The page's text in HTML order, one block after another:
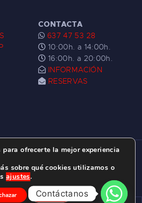
CONTACTA
637 47 53 28
10:00h. a 14:00h.
16:00h. a 20:00h.
INFORMACIÓN
RESERVAS
SURF LAS DUNAS ©
2026.
ÁLVAREZ GALAN 1, SALINAS
(ASTURIAS)
ofrecerte la mejor experiencia
sobre qué cookies utilizamos o
ajustes.
Ajustes
Contáctanos